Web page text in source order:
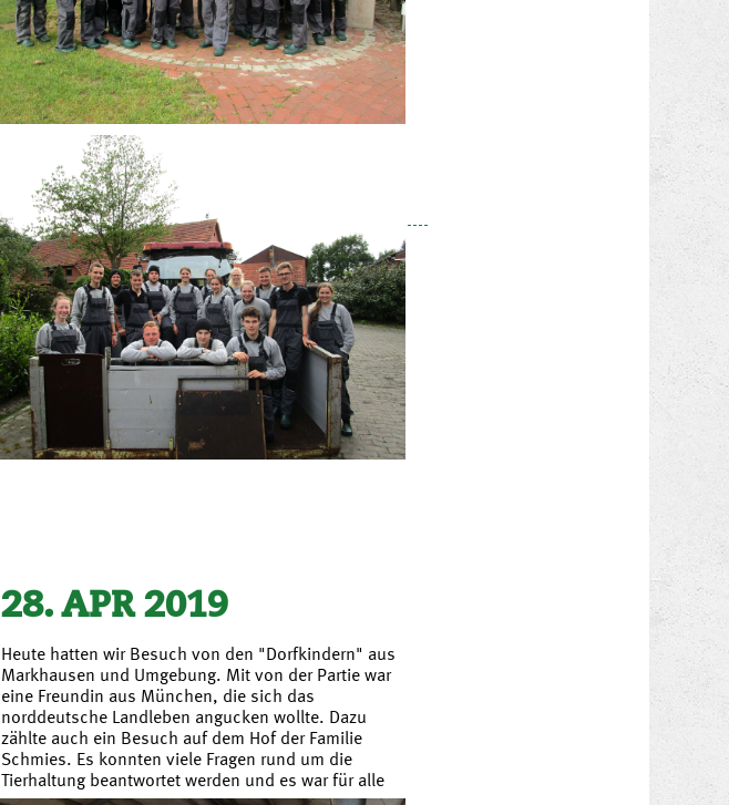
28. APR 2019
Heute hatten wir Besuch von den "Dorfkindern" aus
Markhausen und Umgebung. Mit von der Partie war
eine Freundin aus München, die sich das
norddeutsche Landleben angucken wollte. Dazu
zählte auch ein Besuch auf dem Hof der Familie
Schmies. Es konnten viele Fragen rund um die
Tierhaltung beantwortet werden und es war für alle